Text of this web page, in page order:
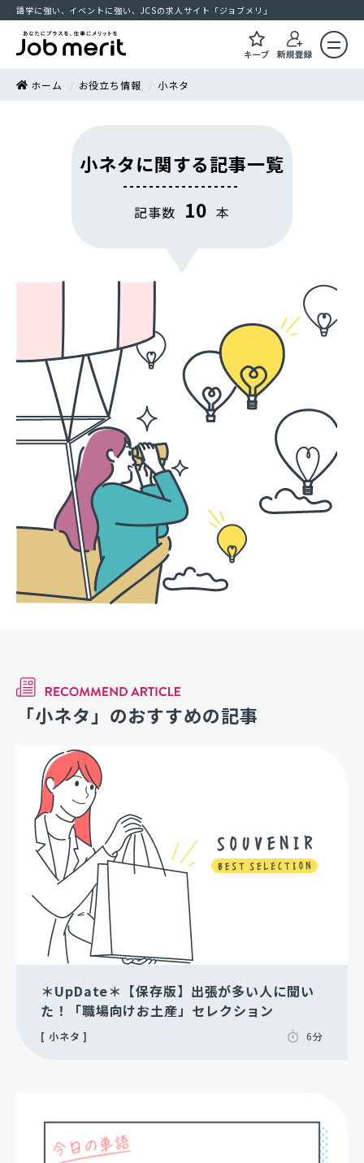
語学に強い、イベントに強い、JCSの求人サイト「ジョブメリ」
ホーム お役立ち情報 小ネタ
小ネタに関する記事一覧
記事数 10 本
「小ネタ」のおすすめの記事
＊UpDate＊【保存版】出張が多い人に聞い
た！「職場向けお土産」セレクション
小ネタ 6分